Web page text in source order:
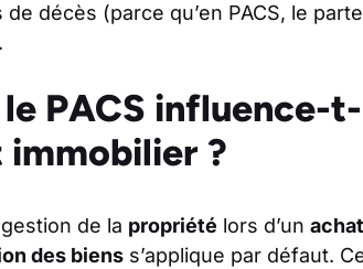
décès (parce qu’en PACS, le
PACS influence-
immobilier ?
de la propriété lors d’un achat
des biens s’applique par défaut.